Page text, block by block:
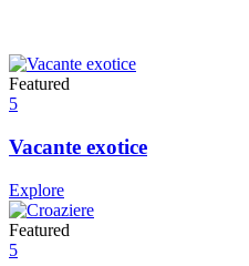
Featured
5
Vacante exotice
Explore
Featured
5